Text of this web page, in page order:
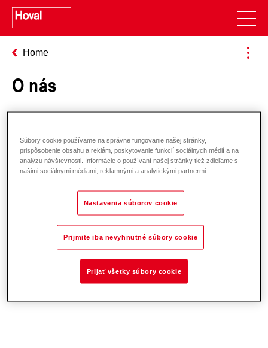
Home
O nás
Blog
Novinky & Tlač
Referencie
Súbory cookie používame na správne fungovanie našej stránky,
prispôsobenie obsahu a reklám, poskytovanie funkcií sociálnych médií a na
analýzu návštevnosti. Informácie o používaní našej stránky tiež zdieľame s
našimi sociálnymi médiami, reklamnými a analytickými partnermi.
Nastavenia súborov cookie
Prijmite iba nevyhnutné súbory cookie
Prijať všetky súbory cookie